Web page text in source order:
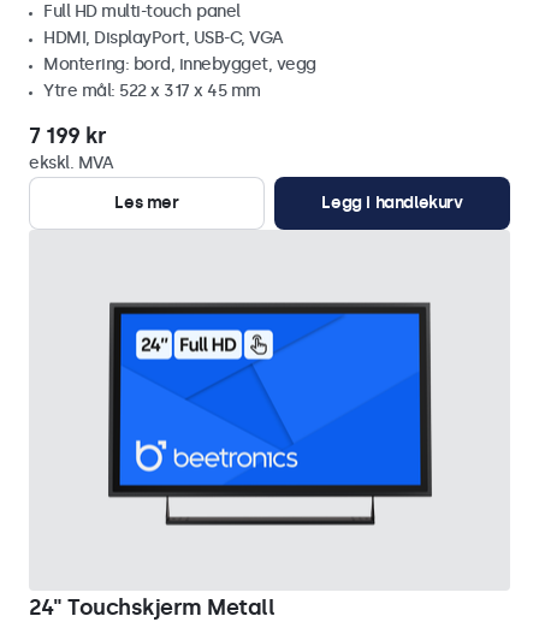
Full HD multi-touch panel
HDMI, DisplayPort, USB-C, VGA
Montering: bord, innebygget, vegg
Ytre mål: 522 x 317 x 45 mm
7 199 kr
ekskl. MVA
Les mer
Legg i handlekurv
24" Touchskjerm Metall